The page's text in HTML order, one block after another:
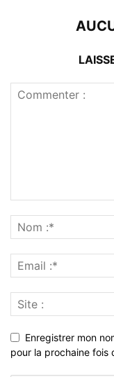
Enregistrer mon
pour la prochaine fois